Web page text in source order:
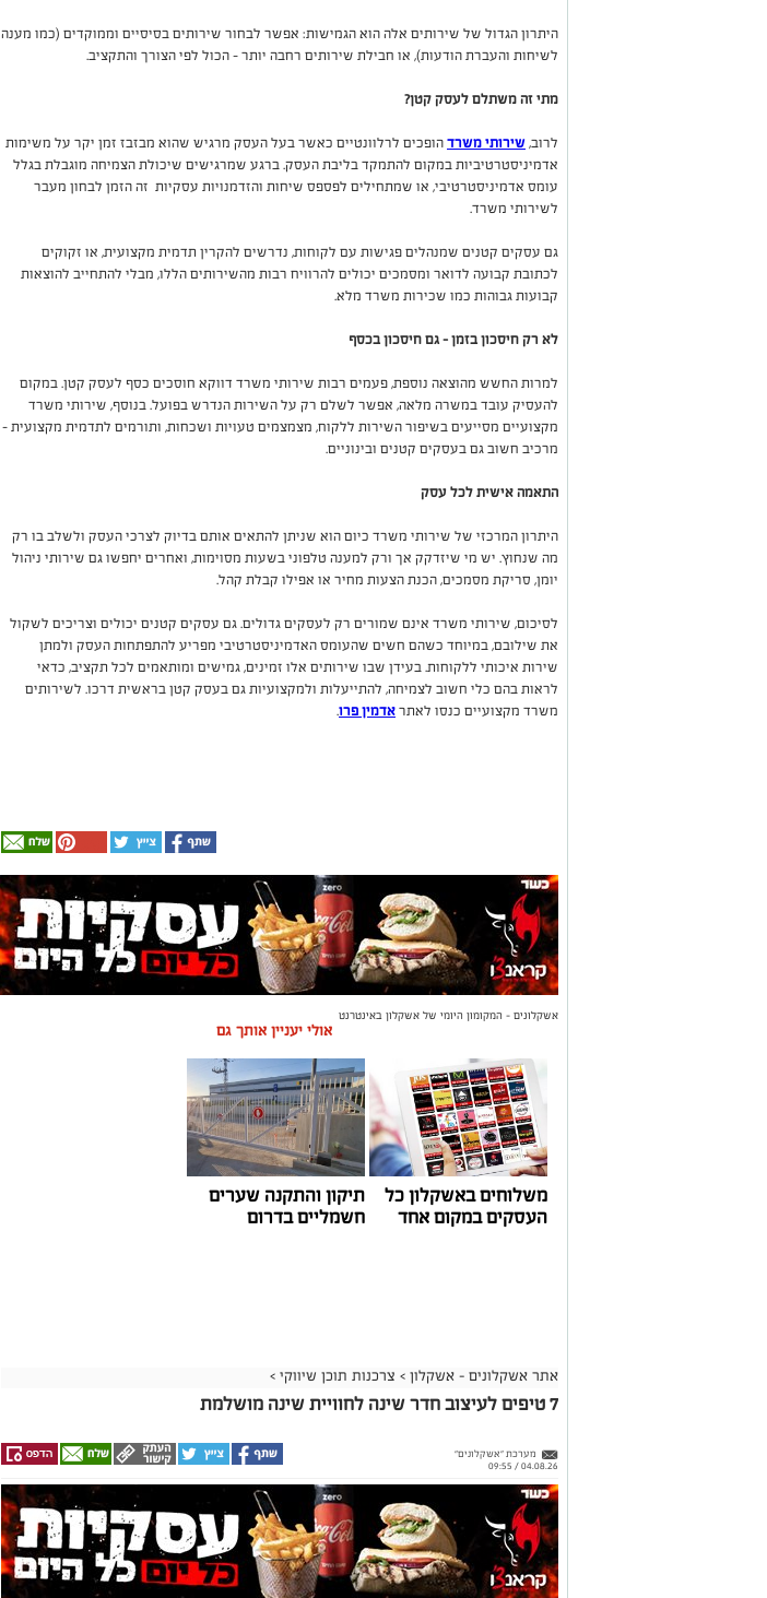
היתרון הגדול של שירותים אלה הוא הגמישות: אפשר לבחור שירותים בסיסיים וממוקדים (כמו מענה
לשיחות והעברת הודעות), או חבילת שירותים רחבה יותר - הכול לפי הצורך והתקציב.
מתי זה משתלם לעסק קטן?
לרוב,שירותי משרדהופכים לרלוונטיים כאשר בעל העסק מרגיש שהוא מבזבז זמן יקר על משימות
אדמיניסטרטיביות במקום להתמקד בליבת העסק. ברגע שמרגישים שיכולת הצמיחה מוגבלת בגלל
עומס אדמיניסטרטיבי, או שמתחילים לפספס שיחות והזדמנויות עסקיות זה הזמן לבחון מעבר
לשירותי משרד.
גם עסקים קטנים שמנהלים פגישות עם לקוחות, נדרשים להקרין תדמית מקצועית, או זקוקים
לכתובת קבועה לדואר ומסמכים יכולים להרוויח רבות מהשירותים הללו, מבלי להתחייב להוצאות
קבועות גבוהות כמו שכירות משרד מלא.
לא רק חיסכון בזמן - גם חיסכון בכסף
למרות החשש מהוצאה נוספת, פעמים רבות שירותי משרד דווקא חוסכים כסף לעסק קטן. במקום
להעסיק עובד במשרה מלאה, אפשר לשלם רק על השירות הנדרש בפועל. בנוסף, שירותי משרד
מקצועיים מסייעים בשיפור השירות ללקוח, מצמצמים טעויות ושכחות, ותורמים לתדמית מקצועית -
מרכיב חשוב גם בעסקים קטנים ובינוניים.
התאמה אישית לכל עסק
היתרון המרכזי של שירותי משרד כיום הוא שניתן להתאים אותם בדיוק לצרכי העסק ולשלב בו רק
מה שנחוץ. יש מי שיזדקק אך ורק למענה טלפוני בשעות מסוימות, ואחרים יחפשו גם שירותי ניהול
יומן, סריקת מסמכים, הכנת הצעות מחיר או אפילו קבלת קהל.
לסיכום, שירותי משרד אינם שמורים רק לעסקים גדולים. גם עסקים קטנים יכולים וצריכים לשקול
את שילובם, במיוחד כשהם חשים שהעומס האדמיניסטרטיבי מפריע להתפתחות העסק ולמתן
שירות איכותי ללקוחות. בעידן שבו שירותים אלו זמינים, גמישים ומותאמים לכל תקציב, כדאי
לראות בהם כלי חשוב לצמיחה, להתייעלות ולמקצועיות גם בעסק קטן בראשית דרכו. לשירותים
משרד מקצועיים כנסו לאתראדמין פרו.
אשקלונים - המקומון היומי של אשקלון באינטרנט
אולי יעניין אותך גם
משלוחים באשקלון כל
העסקים במקום אחד
תיקון והתקנה שערים
חשמליים בדרום
אתר אשקלונים - אשקלון > צרכנות תוכן שיווקי >
7 טיפים לעיצוב חדר שינה לחוויית שינה מושלמת
מערכת "אשקלונים"
04.08.26 / 09:55